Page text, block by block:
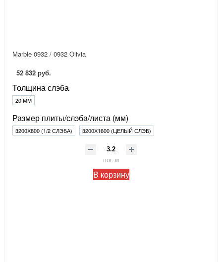
Marble 0932 / 0932 Olivia
52 832 руб.
Толщина слэба
20 ММ
Размер плиты/слэба/листа (мм)
3200Х800 (1/2 СЛЭБА) 3200Х1600 (ЦЕЛЫЙ СЛЭБ)
пог. м
В корзину